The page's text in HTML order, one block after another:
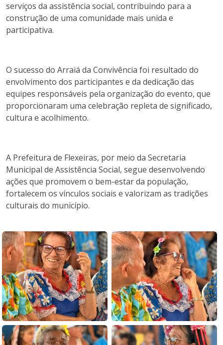
serviços da assistência social, contribuindo para a
construção de uma comunidade mais unida e
participativa.
O sucesso do Arraiá da Convivência foi resultado do
envolvimento dos participantes e da dedicação das
equipes responsáveis pela organização do evento, que
proporcionaram uma celebração repleta de significado,
cultura e acolhimento.
A Prefeitura de Flexeiras, por meio da Secretaria
Municipal de Assistência Social, segue desenvolvendo
ações que promovem o bem-estar da população,
fortalecem os vínculos sociais e valorizam as tradições
culturais do município.